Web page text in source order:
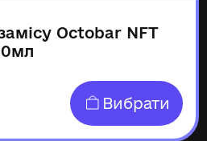
Octobar NFT
Вибрати